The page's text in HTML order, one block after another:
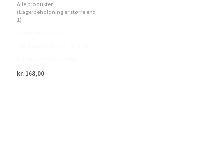
Alle produkter
(Lagerbeholdning er større end
1)
kr. 168,00